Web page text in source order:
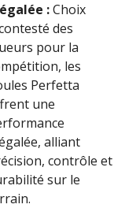
:Choix
des
pour la
les
Perfetta
une
alliant
contrôle et
sur le